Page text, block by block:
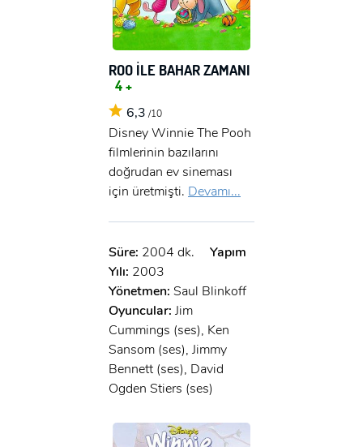
ROO İLE BAHAR ZAMANI
4 +
6,3 /10
Disney Winnie The Pooh
filmlerinin bazılarını
doğrudan ev sineması
için üretmişti. Devamı...
Süre: 2004 dk.
Yapım
Yılı: 2003
Yönetmen: Saul Blinkoff
Oyuncular: Jim
Cummings (ses), Ken
Sansom (ses), Jimmy
Bennett (ses), David
Ogden Stiers (ses)